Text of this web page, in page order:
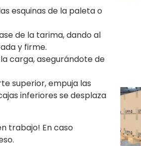
esquinas de la paleta o
de la tarima, dando al
y firme.
carga, asegurándote de
superior, empuja las
inferiores se desplaza
trabajo! En caso